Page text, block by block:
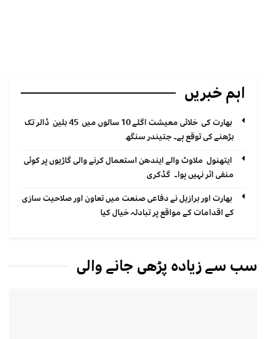
اہم خبریں
بھارت کی خلائی معیشت اگلے 10 سالوں میں 45 بلین ڈالر تک
بڑھنے کی توقع ہے۔ جتیندر سنگھ
ایتھنول ملاوٹ والے ایندھن استعمال کرنے والی گاڑیوں پر کوئی
منفی اثر نہیں ہوا۔ گڈکری
بھارت اور برازیل نے دفاعی صنعت میں تعاون اور صلاحیت سازی
کے اقدامات کے مواقع پر تبادلہ خیال کیا
سب سے زیادہ پڑھی جانے والی